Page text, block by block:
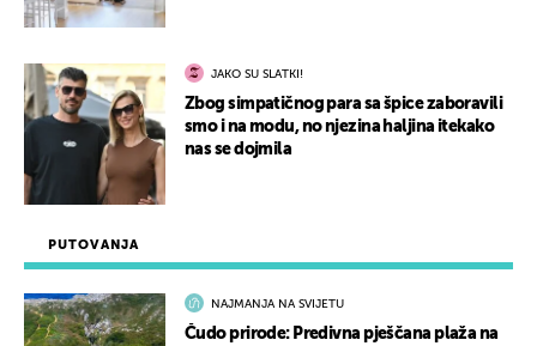
PUTOVANJA
NAJMANJA NA SVIJETU
Čudo prirode: Predivna pješčana plaža na
JAKO SU SLATKI!
Zbog simpatičnog para sa špice zaboravili
smo i na modu, no njezina haljina itekako
nas se dojmila